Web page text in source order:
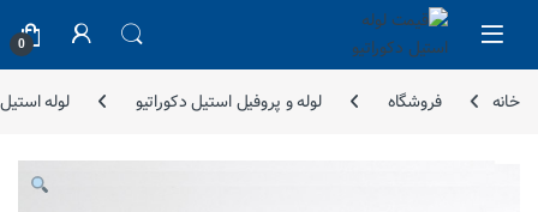
Skip to navigation
Skip to content
0
خانه فروشگاه لوله و پروفیل استیل دکوراتیو لوله استیل